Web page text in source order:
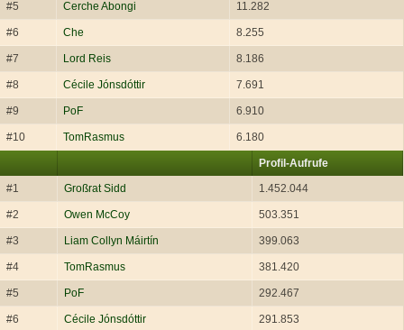
#5 Cerche Abongi 11.282
#6 Che 8.255
#7 Lord Reis 8.186
#8 Cécile Jónsdóttir 7.691
#9 PoF 6.910
#10 TomRasmus 6.180
Profil-Aufrufe
#1 Großrat Sidd 1.452.044
#2 Owen McCoy 503.351
#3 Liam Collyn Máirtín 399.063
#4 TomRasmus 381.420
#5 PoF 292.467
#6 Cécile Jónsdóttir 291.853